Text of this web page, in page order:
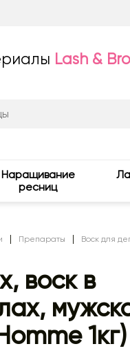
Lash &
Наращивание
ресниц
Препараты Воск для
воск в
1кг)